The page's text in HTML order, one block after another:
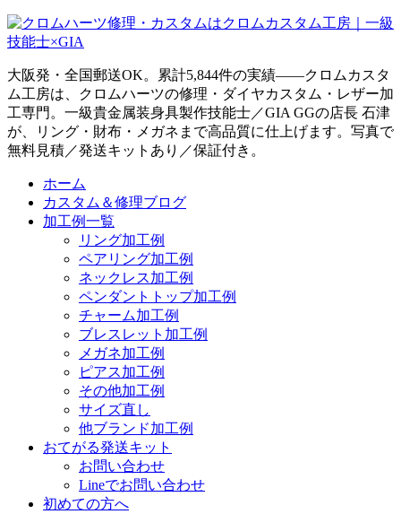
大阪発・全国郵送OK。累計5,844件の実績——クロムカスタ
ム工房は、クロムハーツの修理・ダイヤカスタム・レザー加
工専門。一級貴金属装身具製作技能士／GIA GGの店長 石津
が、リング・財布・メガネまで高品質に仕上げます。写真で
無料見積／発送キットあり／保証付き。
ホーム
カスタム＆修理ブログ
加工例一覧
リング加工例
ペアリング加工例
ネックレス加工例
ペンダントトップ加工例
チャーム加工例
ブレスレット加工例
メガネ加工例
ピアス加工例
その他加工例
サイズ直し
他ブランド加工例
おてがる発送キット
お問い合わせ
Lineでお問い合わせ
初めての方へ